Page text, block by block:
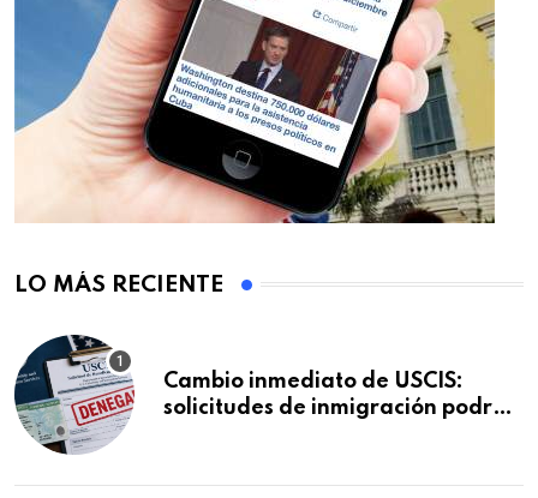
LO MÁS RECIENTE
Cambio inmediato de USCIS:
solicitudes de inmigración podrán